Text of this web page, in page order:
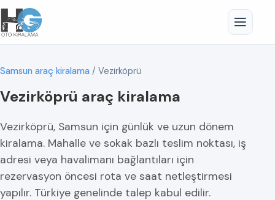
Samsun araç kiralama / Vezirköprü
Vezirköprü araç kiralama
Vezirköprü, Samsun için günlük ve uzun dönem
kiralama. Mahalle ve sokak bazlı teslim noktası, iş
adresi veya havalimanı bağlantıları için
rezervasyon öncesi rota ve saat netleştirmesi
yapılır. Türkiye genelinde talep kabul edilir.